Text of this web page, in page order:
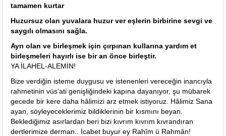
tamamen kurtar
Huzursuz olan yuvalara huzur ver eşlerin birbirine sevgi ve
saygılı olmasını sağla.
Ayrı olan ve birleşmek için çırpınan kullarına yardım et
birleşmeleri hayırlı ise bir an önce birleştir.
YA İLAHEL-ALEMİN!
Bize verdiğin isteme duygusu ve istenenleri vereceğin inancıyla
rahmetinin vüs’ati genişliğindeki kapına dayanıyor, şu mübarek
gecede bir kere daha hâlimizi arz etmek istiyoruz. Hâlimiz Sana
ayan, söyleyeceklerimiz bildiklerinin bir kısmını beyan.
Beklediğimiz asırlardan beri bizi kıvrım kıvrım kıvrandıran
dertlerimize derman.. İcabet buyur ey Rahîm ü Rahmân!